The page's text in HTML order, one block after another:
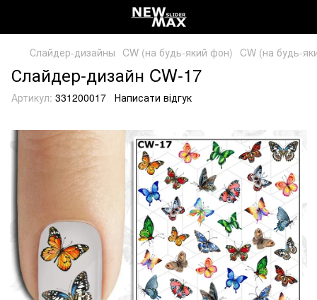
Слайдер-дизайны CW (на будь-який фон) CW (на будь-
Слайдер-дизайн CW-17
Артикул: 331200017 Написати відгук